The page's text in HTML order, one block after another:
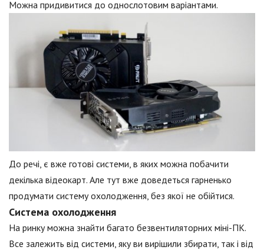
Можна придивитися до однослотовим варіантами.
До речі, є вже готові системи, в яких можна побачити
декілька відеокарт. Але тут вже доведеться гарненько
продумати систему охолодження, без якої не обійтися.
Система охолодження
На ринку можна знайти багато безвентиляторних міні-ПК.
Все залежить від системи, яку ви вирішили збирати, так і від